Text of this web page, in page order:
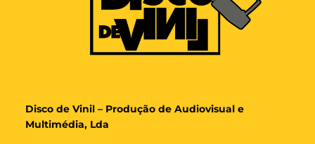
Disco de Vinil – Produção de Audiovisual e
Multimédia, Lda